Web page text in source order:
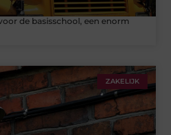
de basisschool, een enorm
ZAKELIJK